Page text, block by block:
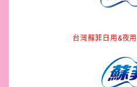
台灣蘇菲日用&夜